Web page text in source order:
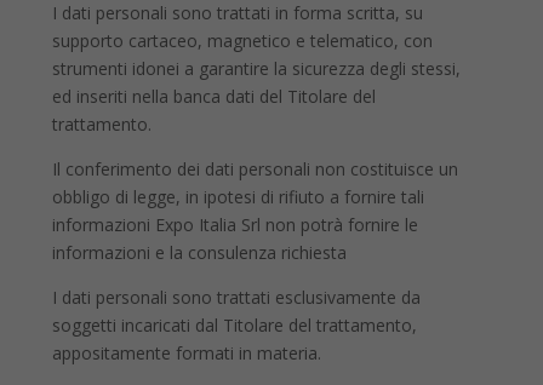
I dati personali sono trattati in forma scritta, su
supporto cartaceo, magnetico e telematico, con
strumenti idonei a garantire la sicurezza degli stessi,
ed inseriti nella banca dati del Titolare del
trattamento.
Il conferimento dei dati personali non costituisce un
obbligo di legge, in ipotesi di rifiuto a fornire tali
informazioni Expo Italia Srl non potrà fornire le
informazioni e la consulenza richiesta
I dati personali sono trattati esclusivamente da
soggetti incaricati dal Titolare del trattamento,
appositamente formati in materia.